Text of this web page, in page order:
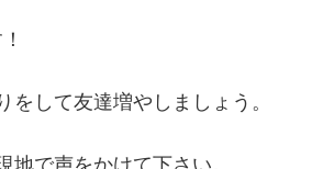
をして友達増やしましょう。